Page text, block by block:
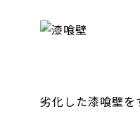
劣化した漆喰壁を